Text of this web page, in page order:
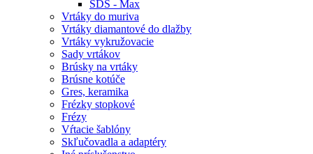
SDS - Max
Vrtáky do muriva
Vrtáky diamantové do dlažby
Vrtáky vykružovacie
Sady vrtákov
Brúsky na vrtáky
Brúsne kotúče
Gres, keramika
Frézky stopkové
Frézy
Vŕtacie šablóny
Skľučovadla a adaptéry